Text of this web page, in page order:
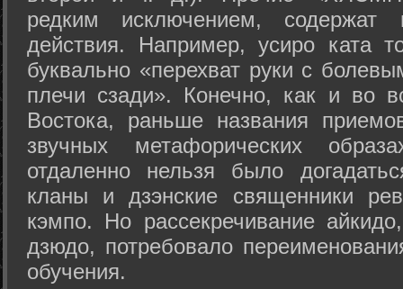
редким исключением, содержат
действия. Например, усиро ката
буквально «перехват руки с
плечи сзади». Конечно, как и во
Востока, раньше названия
звучных метафорических
отдаленно нельзя было
кланы и дзэнские священники
кэмпо. Но рассекречивание
дзюдо, потребовало
обучения.